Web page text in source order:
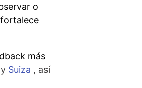
o
más
y Suiza , así